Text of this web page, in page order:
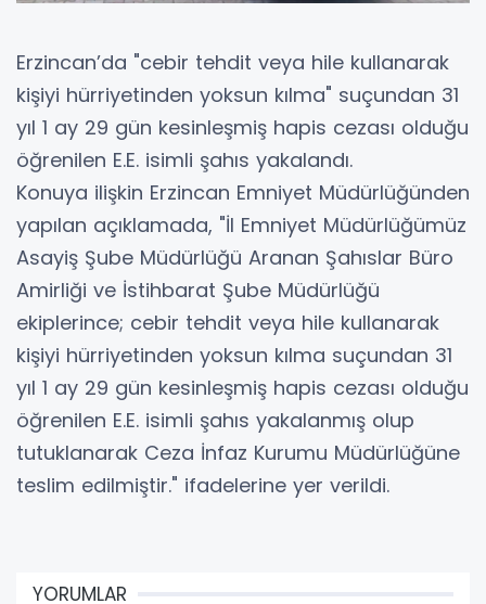
Erzincan’da "cebir tehdit veya hile kullanarak
kişiyi hürriyetinden yoksun kılma" suçundan 31
yıl 1 ay 29 gün kesinleşmiş hapis cezası olduğu
öğrenilen E.E. isimli şahıs yakalandı.
Konuya ilişkin Erzincan Emniyet Müdürlüğünden
yapılan açıklamada, "İl Emniyet Müdürlüğümüz
Asayiş Şube Müdürlüğü Aranan Şahıslar Büro
Amirliği ve İstihbarat Şube Müdürlüğü
ekiplerince; cebir tehdit veya hile kullanarak
kişiyi hürriyetinden yoksun kılma suçundan 31
yıl 1 ay 29 gün kesinleşmiş hapis cezası olduğu
öğrenilen E.E. isimli şahıs yakalanmış olup
tutuklanarak Ceza İnfaz Kurumu Müdürlüğüne
teslim edilmiştir." ifadelerine yer verildi.
YORUMLAR